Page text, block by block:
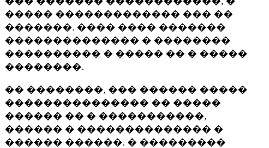
����� ������������� ��� ��
�������. ���� ���� �������
�������������� � ��������
���������� � ����� �� � �����
��������.
�� ��������, ��� ������ �����
��������������� �� �����
������ �� � �����������,
������ � �������������� �
������ ������. � ���������